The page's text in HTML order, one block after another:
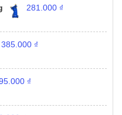
281.000 ₫
385.000 ₫
₫